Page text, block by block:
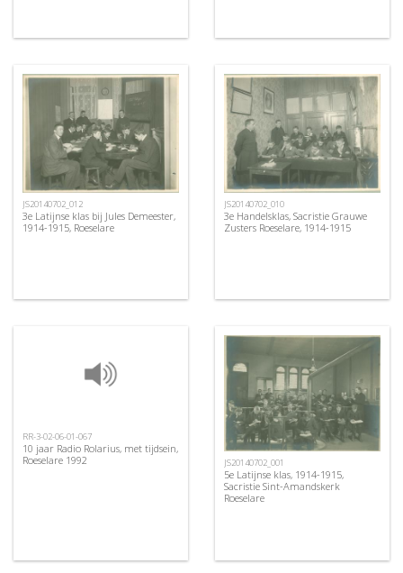
JS20140702_012
3e Latijnse klas bij Jules Demeester,
1914-1915, Roeselare
JS20140702_010
3e Handelsklas, Sacristie Grauwe
Zusters Roeselare, 1914-1915
RR-3-02-06-01-067
10 jaar Radio Rolarius, met tijdsein,
Roeselare 1992
JS20140702_001
5e Latijnse klas, 1914-1915,
Sacristie Sint-Amandskerk
Roeselare